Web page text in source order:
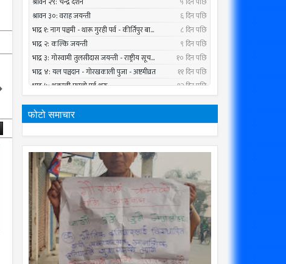
Mar
2020
प्रम मिर्गौला प्रत्यारोपणका लागि सोमबार
अस्पताल भर्ना हुने
01 Mar
2020
सार्वजनिक यातायात सेवा प्राधिकरण
radiomakalu.com.np
फोटो समाचार